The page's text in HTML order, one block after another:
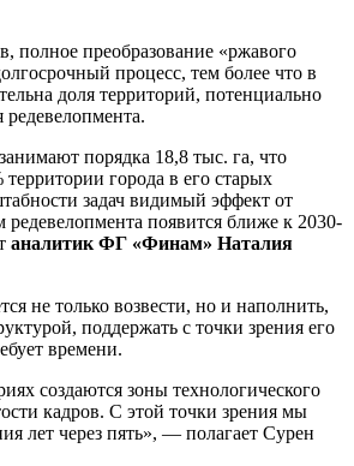
полное преобразование «ржавого
процесс, тем более что в
доля территорий, потенциально
редевелопмента.
порядка 18,8 тыс. га, что
территории города в его старых
задач видимый эффект от
редевелопмента появится ближе к 2030-
аналитик ФГ «Финам» Наталия
не только возвести, но и наполнить,
поддержать с точки зрения его
времени.
создаются зоны технологического
кадров. С этой точки зрения мы
лет через пять», — полагает Сурен